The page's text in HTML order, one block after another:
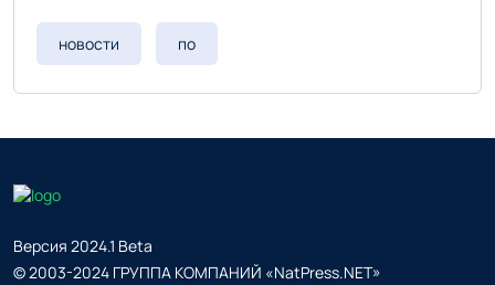
новости по
Версия 2024.1 Beta
© 2003-2024 ГРУППА КОМПАНИЙ «NatPress.NET»